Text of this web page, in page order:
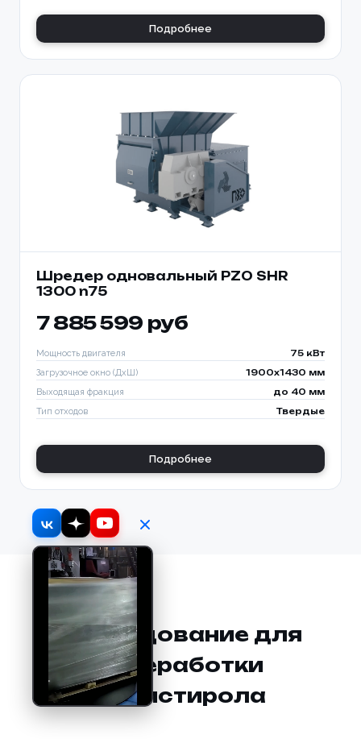
Подробнее
Шредер одновальный PZO SHR
1300 n75
7 885 599 руб
Мощность двигателя 75 кВт
Загрузочное окно (ДхШ) 1900x1430 мм
Выходящая фракция до 40 мм
Тип отходов Твердые
Подробнее
Оборудование для
переработки
полистирола